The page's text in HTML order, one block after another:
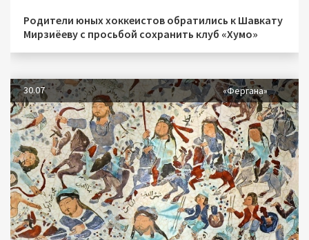
Родители юных хоккеистов обратились к Шавкату
Мирзиёеву с просьбой сохранить клуб «Хумо»
30.07 «Фергана»